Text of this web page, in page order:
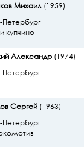
Михаил(1959)
Петербург
купчино
Александр(1974)
Петербург
Сергей(1963)
Петербург